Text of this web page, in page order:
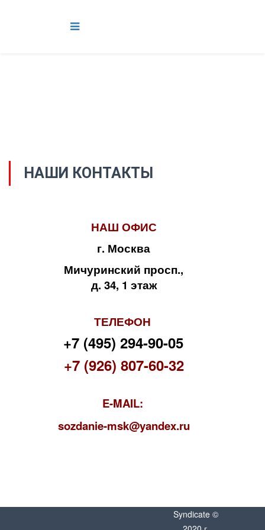
НАШИ КОНТАКТЫ
НАШ ОФИС
г. Москва
Мичуринский просп.,
д. 34, 1 этаж
ТЕЛЕФОН
+7 (495) 294-90-05
+7 (926) 807-60-32
E-MAIL:
sozdanie-msk@yandex.ru
Syndicate ©